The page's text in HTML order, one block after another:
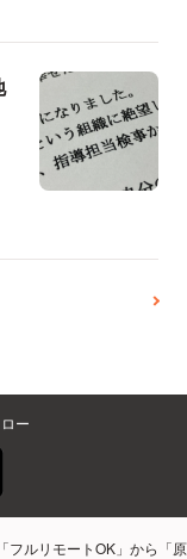
ー
フルリモートOK」から